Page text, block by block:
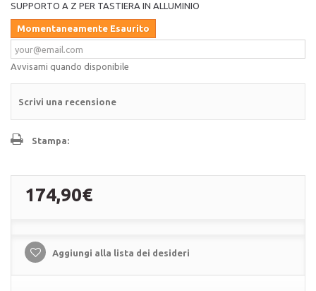
SUPPORTO A Z PER TASTIERA IN ALLUMINIO
Momentaneamente Esaurito
Avvisami quando disponibile
Scrivi una recensione
Stampa:
174,90€
Aggiungi alla lista dei desideri